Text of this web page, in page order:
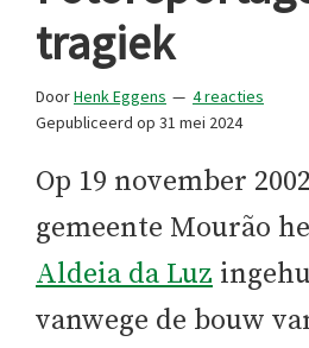
-
fanaten
tragiek
DoorHenk Eggens
4 reacties
Gepubliceerd op 31 mei 2024
Op 19 november
gemeente Mourão
Aldeia da Luz
vanwege de bouw